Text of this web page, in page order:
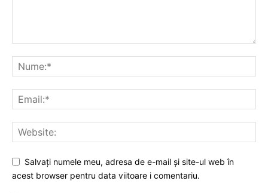
Salvați numele meu, adresa de e-mail și site-ul web în
acest browser pentru data viitoare i comentariu.